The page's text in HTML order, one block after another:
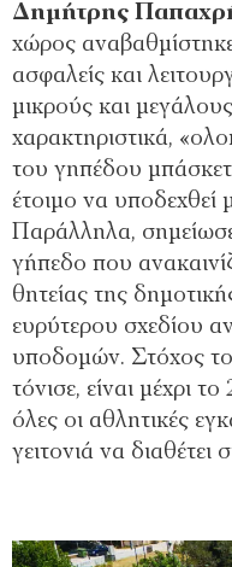
Δημήτρης
χώρος
ασφαλείς και
μικρούς και
χαρακτηριστικά,
του γηπέδου
έτοιμο να υποδεχθεί
Παράλληλα, σημείωσε
γήπεδο που
θητείας της
ευρύτερου σχεδίου
υποδομών. Στόχος
τόνισε, είναι μέχρι
όλες οι αθλητικές
γειτονιά να